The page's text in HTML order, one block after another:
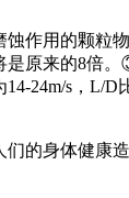
用的颗粒
原来的8倍
24m/s，L/
的身体健康